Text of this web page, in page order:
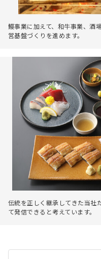
鰻事業に加えて、和牛事業、酒
営基盤づくりを進めます。
伝統を正しく継承してきた当社
て発信できると考えています。